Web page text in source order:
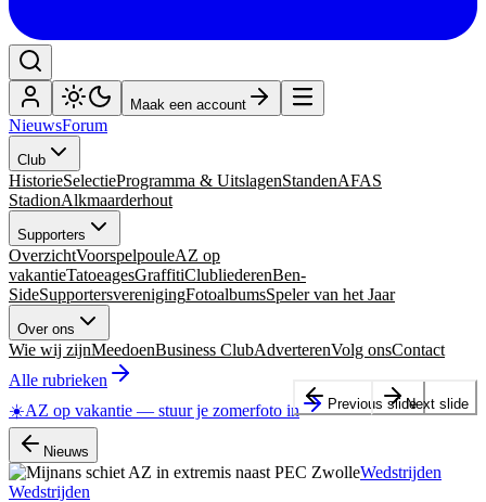
Maak een account
NieuwsForum
Club
HistorieSelectieProgramma & UitslagenStandenAFAS
StadionAlkmaarderhout
Supporters
OverzichtVoorspelpouleAZ op
vakantieTatoeagesGraffitiClubliederenBen-
SideSupportersverenigingFotoalbumsSpeler van het Jaar
Over ons
Wie wij zijnMeedoenBusiness ClubAdverterenVolg onsContact
Alle rubrieken
☀️AZ op vakantie — stuur je zomerfoto in
Nieuws
Wedstrijden
Wedstrijden
Previous slideNext slide